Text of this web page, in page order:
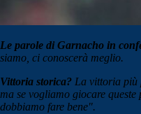
Le parole di Garnacho in
siamo, ci conoscerà meglio.
Vittoria storica? La vittoria più
ma se vogliamo giocare
dobbiamo fare bene".